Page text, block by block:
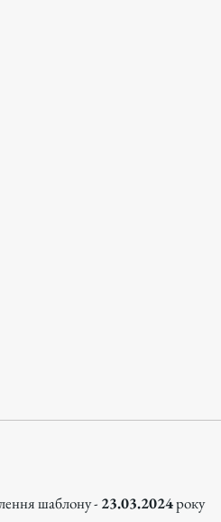
шаблону - 23.03.2024року